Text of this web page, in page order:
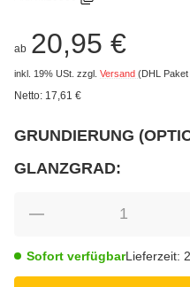
ab 20,95 €
inkl. 19% USt. zzgl. Versand (DHL
Netto: 17,61 €
GRUNDIERUNG
GLANZGRAD:
Sofort verfügbarLieferzeit: